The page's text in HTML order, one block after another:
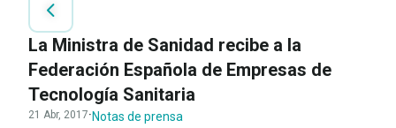
La Ministra de Sanidad recibe a la
Federación Española de Empresas de
Tecnología Sanitaria
21 Abr, 2017· Notas de prensa